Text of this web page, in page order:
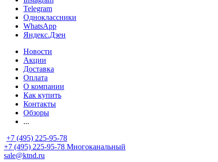
Telegram
Одноклассники
WhatsApp
Яндекс.Дзен
Новости
Акции
Доставка
Оплата
О компании
Как купить
Контакты
Обзоры
...
+7 (495) 225-95-78
+7 (495) 225-95-78 Многоканальный
sale@ktnd.ru